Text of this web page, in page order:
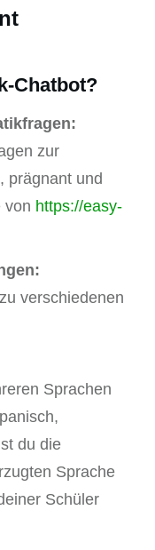
Chatbot?
zur
prägnant und
von https://easy-
verschiedenen
Sprachen
du die
Sprache
Schüler